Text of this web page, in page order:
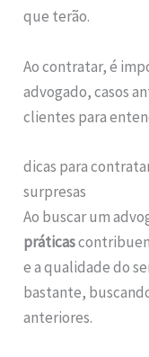
que terão.
Ao contratar, é
advogado, casos
clientes para
dicas para
surpresas
Ao buscar um
práticas
e a qualidade do
bastante,
anteriores.